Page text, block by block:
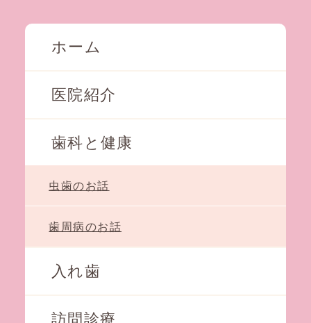
ホーム
医院紹介
歯科と健康
虫歯のお話
歯周病のお話
入れ歯
訪問診療